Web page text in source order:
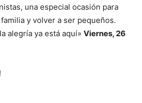
una especial ocasión para
y volver a ser pequeños.
alegría ya está aquí» Viernes, 26